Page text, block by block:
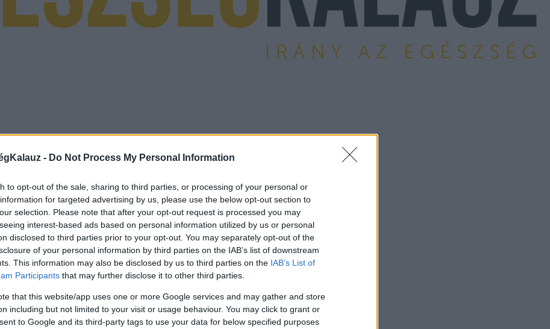
- Do Not Process My Personal Information
to opt-out of the sale, sharing to third parties, or processing of your personal or
for targeted advertising by us, please use the below opt-out section to
selection. Please note that after your opt-out request is processed you may
interest-based ads based on personal information utilized by us or personal
disclosed to third parties prior to your opt-out. You may separately opt-out of the
of your personal information by third parties on the IAB’s list of downstream
This information may also be disclosed by us to third parties on the IAB’s List of
Participants that may further disclose it to other third parties.
that this website/app uses one or more Google services and may gather and store
including but not limited to your visit or usage behaviour. You may click to grant or
to Google and its third-party tags to use your data for below specified purposes